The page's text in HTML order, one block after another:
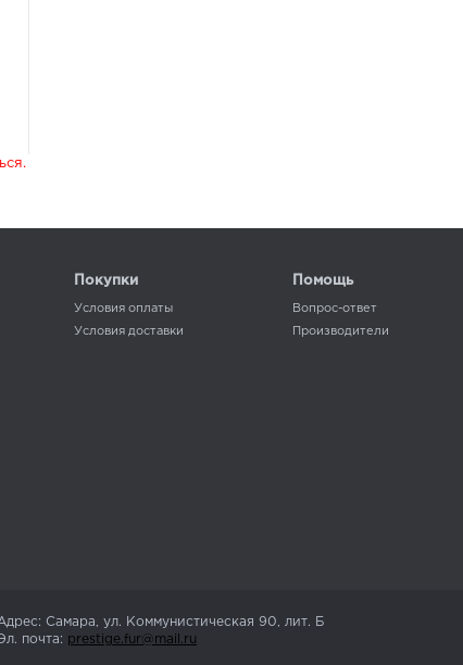
Покупки
Условия оплаты
Условия доставки
Помощь
Вопрос-ответ
Производители
Самара, ул. Коммунистическая 90, лит. Б
почта: prestige.fur@mail.ru